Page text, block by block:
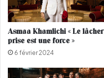
u
n
p
e
t
t
s
t
o
u
r
Asmaa Khamlichi « Le lâcher
prise est une force »
6 février 2024